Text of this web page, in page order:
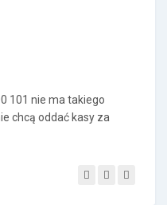
101 nie ma takiego
chcą oddać kasy za